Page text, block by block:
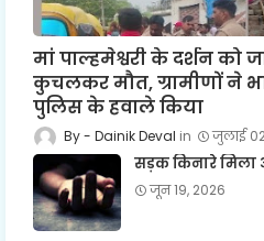
मां पाल्हमेश्वरी के दर्शन को
कुचलकर मौत, ग्रामीणों ने
पुलिस के हवाले किया
Dainik Deval जुलाई
सड़क किनारे मिला
जून 19, 2026